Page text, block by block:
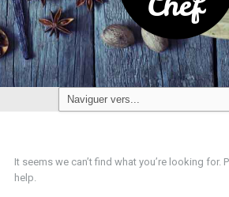
It seems we can’t find what you’re looking for.
help.